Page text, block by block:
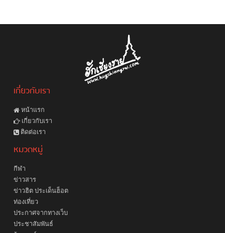
เกี่ยวกับเรา
หน้าแรก
เกี่ยวกับเรา
ติดต่อเรา
หมวดหมู่
กีฬา
ข่าวสาร
ข่าวฮิต ประเด็นฮ็อต
ท่องเที่ยว
ประกาศจากทางเว็บ
ประชาสัมพันธ์